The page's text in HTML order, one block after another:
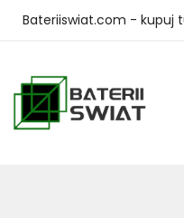
Bateriiswiat.com - kupuj